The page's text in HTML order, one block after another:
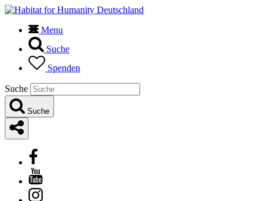
Menu
Suche
Spenden
Suche
Suche